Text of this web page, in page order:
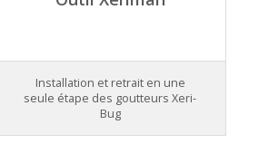
Installation et retrait en une
seule étape des goutteurs Xeri-
Bug